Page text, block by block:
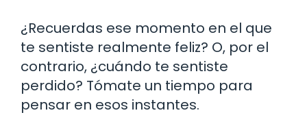
¿Recuerdas ese momento en el que
te sentiste realmente feliz? O, por el
contrario, ¿cuándo te sentiste
perdido? Tómate un tiempo para
pensar en esos instantes.